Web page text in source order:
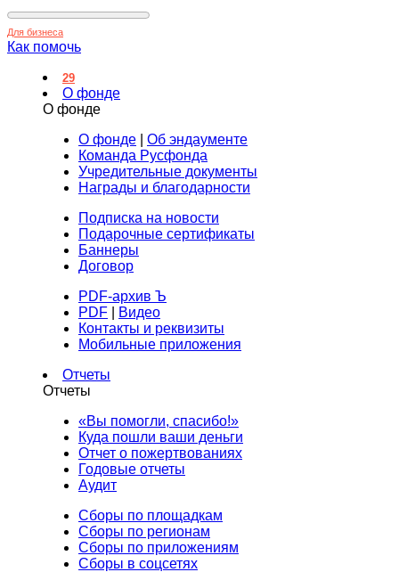
Для бизнеса
Как помочь
29
О фонде
О фонде
О фонде
Об эндаументе
Команда Русфонда
Учредительные документы
Награды и благодарности
Подписка на новости
Подарочные сертификаты
Баннеры
Договор
PDF-архив Ъ
PDF
Видео
Контакты и реквизиты
Мобильные приложения
Отчеты
Отчеты
«Вы помогли, спасибо!»
Куда пошли ваши деньги
Отчет о пожертвованиях
Годовые отчеты
Аудит
Сборы по площадкам
Сборы по регионам
Сборы по приложениям
Сборы в соцсетях